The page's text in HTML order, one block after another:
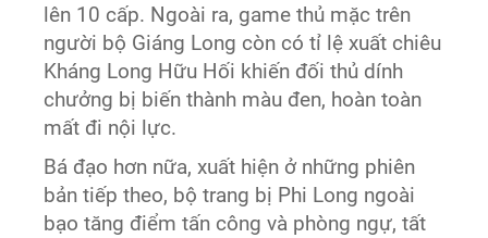
lên 10 cấp. Ngoài ra, game thủ mặc trên
người bộ Giáng Long còn có tỉ lệ xuất chiêu
Kháng Long Hữu Hối khiến đối thủ dính
chưởng bị biến thành màu đen, hoàn toàn
mất đi nội lực.
Bá đạo hơn nữa, xuất hiện ở những phiên
bản tiếp theo, bộ trang bị Phi Long ngoài
bạo tăng điểm tấn công và phòng ngự, tất